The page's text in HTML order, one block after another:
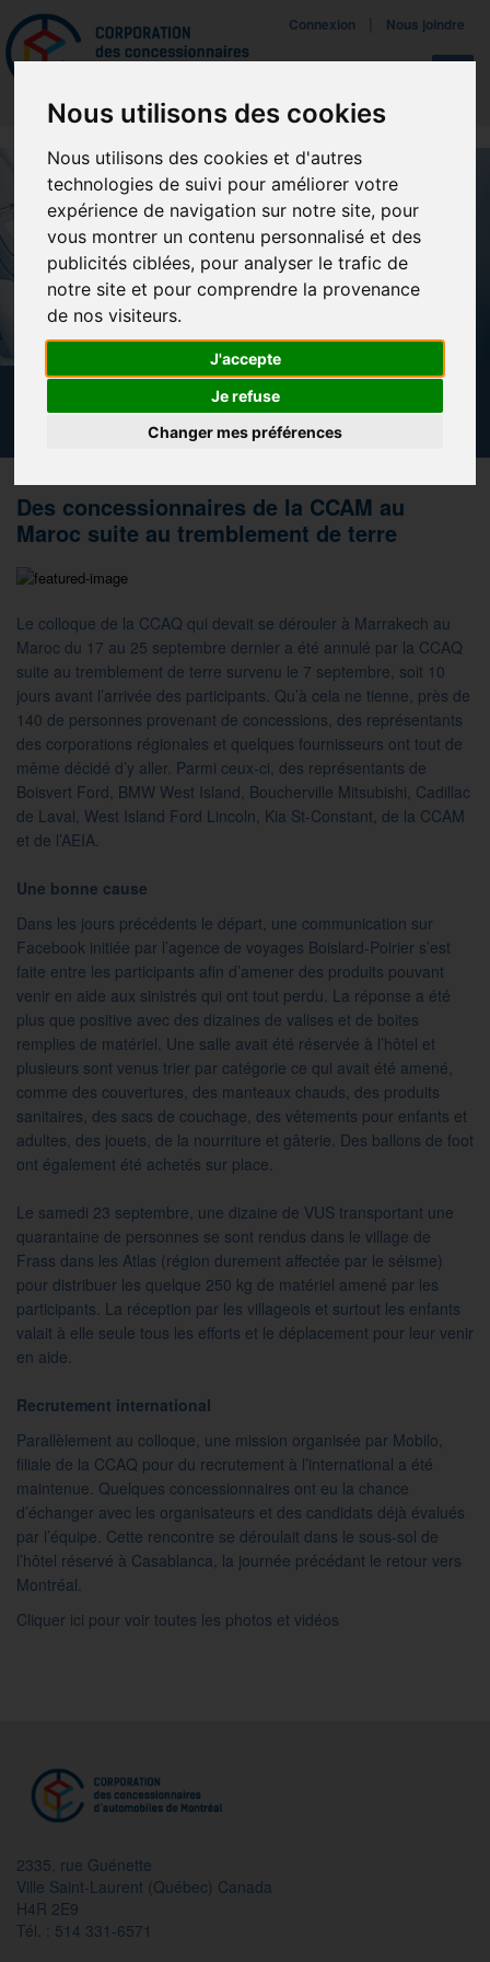
Nous utilisons des cookies
Nous utilisons des cookies et d'autres
technologies de suivi pour améliorer votre
expérience de navigation sur notre site, pour
vous montrer un contenu personnalisé et des
publicités ciblées, pour analyser le trafic de
notre site et pour comprendre la provenance
de nos visiteurs.
J'accepte
Je refuse
Changer mes préférences
Mettreà jour vos préférences de témoins
Connexion Nous joindre
NOUVELLES
Des concessionnaires de la CCAM au
Maroc suite au tremblement de terre
Le colloque de la CCAQ qui devait se dérouler à Marrakech au
Maroc du 17 au 25 septembre dernier a été annulé par la CCAQ
suite au tremblement de terre survenu le 7 septembre, soit 10
jours avant l’arrivée des participants. Qu’à cela ne tienne, près de
140 de personnes provenant de concessions, des représentants
des corporations régionales et quelques fournisseurs ont tout de
même décidé d’y aller. Parmi ceux-ci, des représentants de
Boisvert Ford, BMW West Island, Boucherville Mitsubishi, Cadillac
de Laval, West Island Ford Lincoln, Kia St-Constant, de la CCAM
et de l’AEIA.
Une bonne cause
Dans les jours précédents le départ, une communication sur
Facebook initiée par l’agence de voyages Boislard-Poirier s’est
faite entre les participants afin d’amener des produits pouvant
venir en aide aux sinistrés qui ont tout perdu. La réponse a été
plus que positive avec des dizaines de valises et de boites
remplies de matériel. Une salle avait été réservée à l’hôtel et
plusieurs sont venus trier par catégorie ce qui avait été amené,
comme des couvertures, des manteaux chauds, des produits
sanitaires, des sacs de couchage, des vêtements pour enfants et
adultes, des jouets, de la nourriture et gâterie. Des ballons de foot
ont également été achetés sur place.
Le samedi 23 septembre, une dizaine de VUS transportant une
quarantaine de personnes se sont rendus dans le village de
Frass dans les Atlas (région durement affectée par le séisme)
pour distribuer les quelque 250 kg de matériel amené par les
participants. La réception par les villageois et surtout les enfants
valait à elle seule tous les efforts et le déplacement pour leur venir
en aide.
Recrutement international
Parallèlement au colloque, une mission organisée par Mobilo,
filiale de la CCAQ pour du recrutement à l’international a été
maintenue. Quelques concessionnaires ont eu la chance
d’échanger avec les organisateurs et des candidats déjà évalués
par l’équipe. Cette rencontre se déroulait dans le sous-sol de
l’hôtel réservé à Casablanca, la journée précédant le retour vers
Montréal.
Cliquer ici pour voir toutes les photos et vidéos
2335, rue Guénette
Ville Saint-Laurent (Québec) Canada
H4R 2E9
Tél. : 514 331-6571